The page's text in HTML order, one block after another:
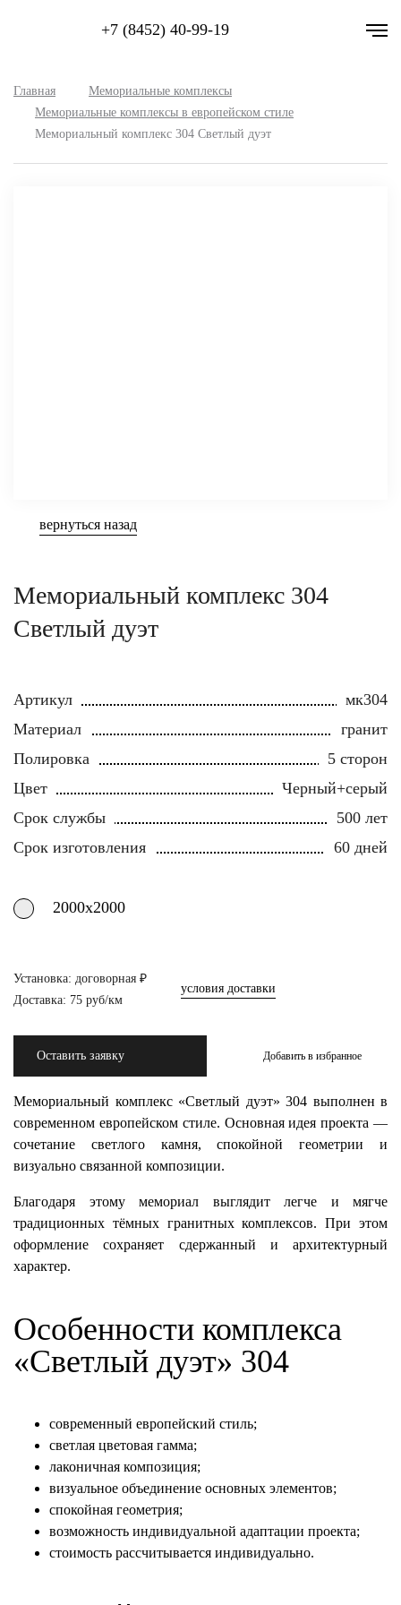
+7 (8452) 40-99-19
Главная
Мемориальные комплексы
Мемориальные комплексы в европейском стиле
Мемориальный комплекс 304 Светлый дуэт
вернуться назад
Мемориальный комплекс 304
Светлый дуэт
Артикул
мк304
Материал
гранит
Полировка
5 сторон
Цвет
Черный+серый
Срок службы
500 лет
Срок изготовления
60 дней
2000х2000
Установка: договорная ₽
Доставка: 75 руб/км
условия доставки
Оставить заявку Добавить в избранное
Мемориальный комплекс «Светлый дуэт» 304 выполнен в
современном европейском стиле. Основная идея проекта —
сочетание светлого камня, спокойной геометрии и
визуально связанной композиции.
Благодаря этому мемориал выглядит легче и мягче
традиционных тёмных гранитных комплексов. При этом
оформление сохраняет сдержанный и архитектурный
характер.
Особенности комплекса
«Светлый дуэт» 304
современный европейский стиль;
светлая цветовая гамма;
лаконичная композиция;
визуальное объединение основных элементов;
спокойная геометрия;
возможность индивидуальной адаптации проекта;
стоимость рассчитывается индивидуально.